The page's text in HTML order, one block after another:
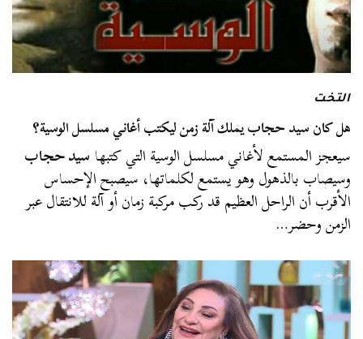
التخت
هل كان سيد حجاب يملك آلة زمن ليكتب أغاني مسلسل الوسية؟
سيعجز المستمع لأغاني مسلسل الوسية التي كتبها سيد حجاب
وسيصاب بالذهول وهو يستمع لكلماتها، سيصبح الإحساس
الأقرب أن الراحل العظيم قد ركب مركبة زمان أو آلة للانتقال عبر
الزمن وحضر…